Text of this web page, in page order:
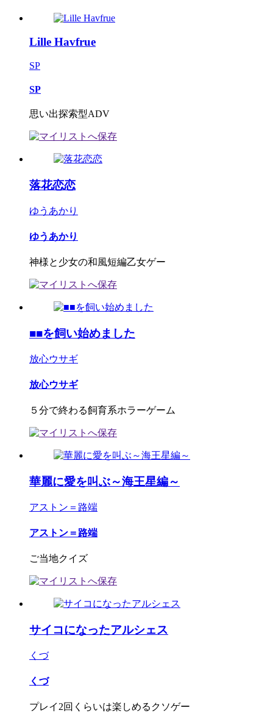
Lille Havfrue
SP
SP
思い出探索型ADV
落花恋恋
ゆうあかり
ゆうあかり
神様と少女の和風短編乙女ゲー
■■を飼い始めました
放心ウサギ
放心ウサギ
５分で終わる飼育系ホラーゲーム
華麗に愛を叫ぶ～海王星編～
アストン＝路端
アストン＝路端
ご当地クイズ
サイコになったアルシェス
くづ
くづ
プレイ2回くらいは楽しめるクソゲー